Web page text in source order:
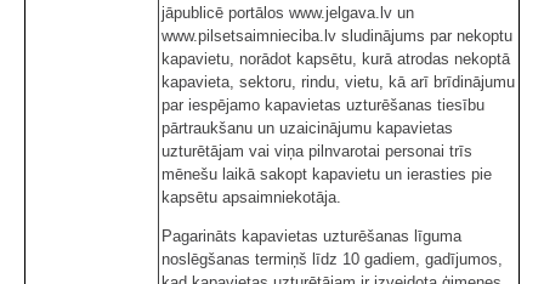
jāpublicē portālos www.jelgava.lv un
www.pilsetsaimnieciba.lv sludinājums par nekoptu
kapavietu, norādot kapsētu, kurā atrodas nekoptā
kapavieta, sektoru, rindu, vietu, kā arī brīdinājumu
par iespējamo kapavietas uzturēšanas tiesību
pārtraukšanu un uzaicinājumu kapavietas
uzturētājam vai viņa pilnvarotai personai trīs
mēnešu laikā sakopt kapavietu un ierasties pie
kapsētu apsaimniekotāja.
Pagarināts kapavietas uzturēšanas līguma
noslēgšanas termiņš līdz 10 gadiem, gadījumos,